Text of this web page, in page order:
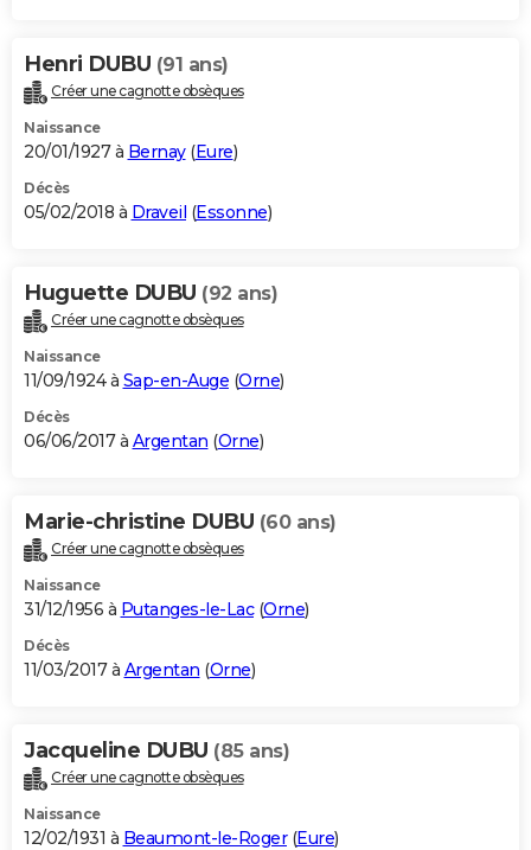
Henri DUBU (91 ans)
Créer une cagnotte obsèques
Naissance
20/01/1927 à Bernay(Eure)
Décès
05/02/2018 à Draveil (Essonne)
Huguette DUBU (92 ans)
Créer une cagnotte obsèques
Naissance
11/09/1924 à Sap-en-Auge (Orne)
Décès
06/06/2017 à Argentan (Orne)
Marie-christine DUBU (60 ans)
Créer une cagnotte obsèques
Naissance
31/12/1956 à Putanges-le-Lac(Orne)
Décès
11/03/2017 à Argentan (Orne)
Jacqueline DUBU (85 ans)
Créer une cagnotte obsèques
Naissance
12/02/1931 à Beaumont-le-Roger(Eure)